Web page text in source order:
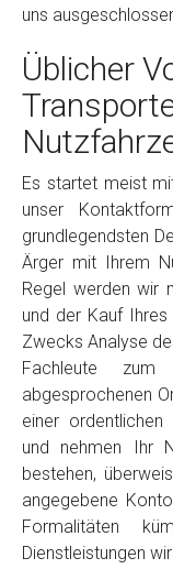
uns
Üblicher
Es startet meist
unser
grundlegendsten
Ärger mit Ihrem
Regel werden wir
und der Kauf
Zwecks Analyse
Fachleute
abgesprochenen
einer ordentlichen
und nehmen Ihr
bestehen,
angegebene
Formalitäten
Dienstleistungen